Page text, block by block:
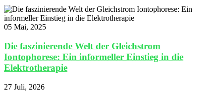
05 Mai, 2025
Die faszinierende Welt der Gleichstrom
Iontophorese: Ein informeller Einstieg in die
Elektrotherapie
27 Juli, 2026